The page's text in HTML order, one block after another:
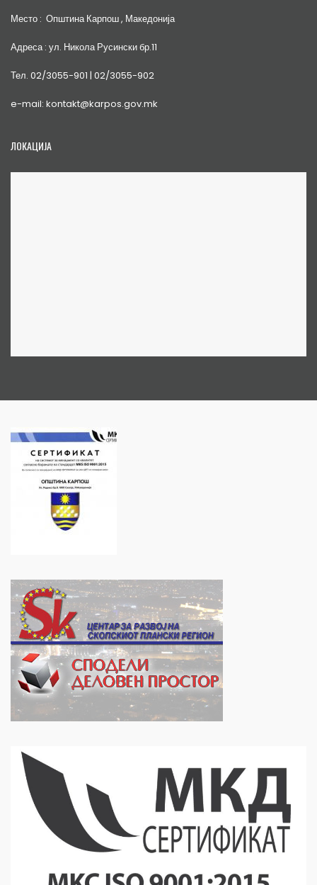
Место : Општина Карпош , Македонија
Адреса : ул. Никола Русински бр.11
Тел. 02/3055-901 | 02/3055-902
e-mail: kontakt@karpos.gov.mk
ЛОКАЦИЈА